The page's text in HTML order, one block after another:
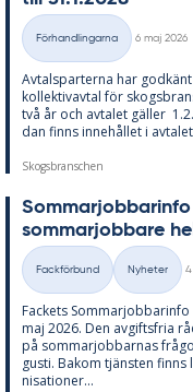
Kategorier
Förhandlingarna
6 maj 2026
Av­tals­par­ter­na har
kol­lek­tivav­tal för
två år och av­ta­let gäl­ler
dan fin­ns in­ne­hål­let i
Skogsbranschen
som­mar­job­ba­re
Kategorier
Fackförbund Nyheter
4
Fac­kets
maj 2026. Den av­gifts­fria
på som­mar­job­bar­nas
gusti. Bakom tjäns­ten
ni­sa­tio­ner...